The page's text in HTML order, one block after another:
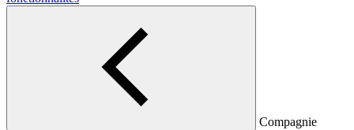
Compagnie